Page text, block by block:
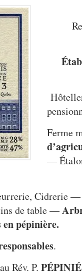
Ferme
—
Cidrerie
de table —
en pépinière.
.
Rév. P.